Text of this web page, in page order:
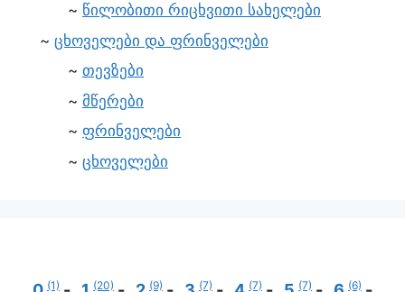
წილობითი რიცხვითი სახელები
ცხოველები და ფრინველები
თევზები
მწერები
ფრინველები
ცხოველები
(1) (20) (9) (7) (7) (7) (6)